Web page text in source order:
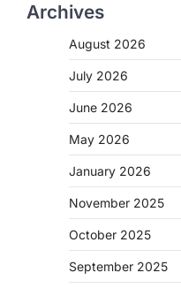
Archives
August 2026
July 2026
June 2026
May 2026
January 2026
November 2025
October 2025
September 2025
CG :
में
More